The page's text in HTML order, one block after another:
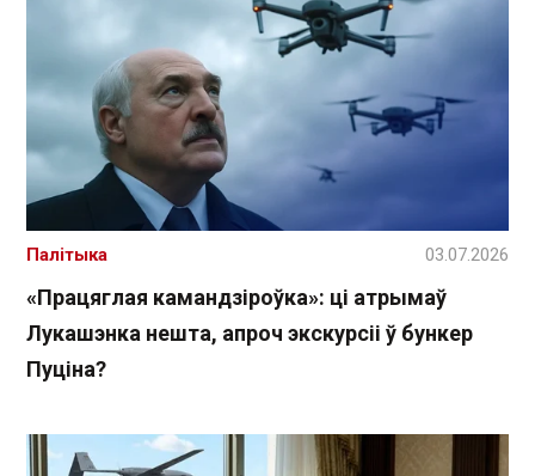
«Працяглая камандзіроўка»: ці атрымаў
Лукашэнка нешта, апроч экскурсіі ў бункер
Пуціна?
Палітыка 03.07.2026